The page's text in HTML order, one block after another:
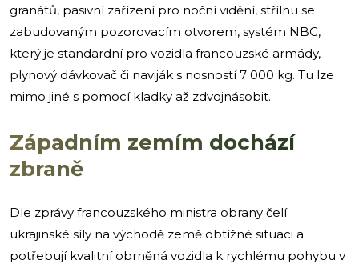
granátů, pasivní zařízení pro noční vidění, střílnu se
zabudovaným pozorovacím otvorem, systém NBC,
který je standardní pro vozidla francouzské armády,
plynový dávkovač či naviják s nosností 7 000 kg. Tu lze
mimo jiné s pomocí kladky až zdvojnásobit.
Západním zemím dochází
zbraně
Dle zprávy francouzského ministra obrany čelí
ukrajinské síly na východě země obtížné situaci a
potřebují kvalitní obrněná vozidla k rychlému pohybu v